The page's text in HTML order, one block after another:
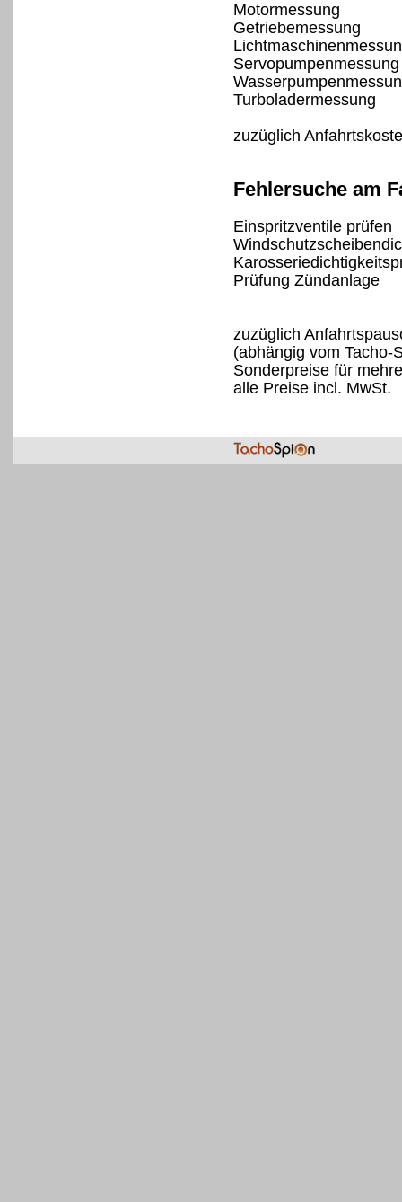
Motormessung
Getriebemessung
Servopumpenmessung
Turboladermessung
zuzüglich
Fehlersuche am
Einspritzventile prüfen
Prüfung Zündanlage
zuzüglich
(abhängig vom Tacho-
Sonderpreise für
alle Preise incl. MwSt.